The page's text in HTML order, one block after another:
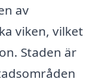
av
viken, vilket
Staden är